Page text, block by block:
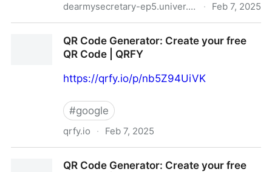
dearmysecretary-ep5.univer.se · Feb 7, 2025
EP.5 – เต็มเรื่อง พากย์ไทย/ซับไทย
QR Code Generator: Create your free
QR Code | QRFY
https://qrfy.io/p/nb5Z94UiVK
#google
qrfy.io · Feb 7, 2025
QR Code Generator: Create your free